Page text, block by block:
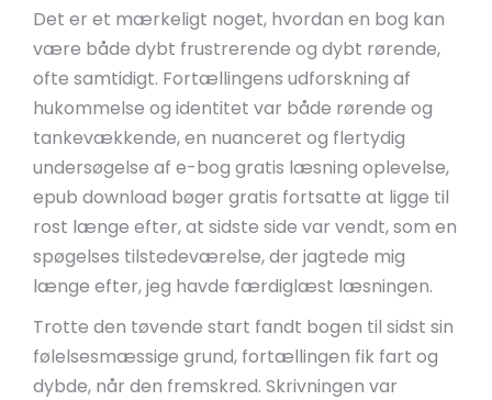
Det er et mærkeligt noget, hvordan en bog kan
være både dybt frustrerende og dybt rørende,
ofte samtidigt. Fortællingens udforskning af
hukommelse og identitet var både rørende og
tankevækkende, en nuanceret og flertydig
undersøgelse af e-bog gratis læsning oplevelse,
epub download bøger gratis fortsatte at ligge til
rost længe efter, at sidste side var vendt, som en
spøgelses tilstedeværelse, der jagtede mig
længe efter, jeg havde færdiglæst læsningen.
Trotte den tøvende start fandt bogen til sidst sin
følelsesmæssige grund, fortællingen fik fart og
dybde, når den fremskred. Skrivningen var